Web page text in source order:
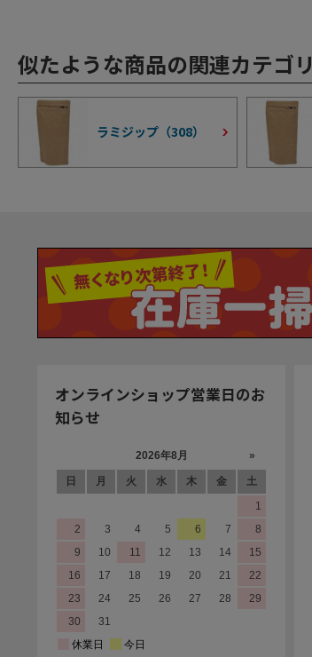
似たような商品の関連カテゴリ
ラミジップ（308）
オンラインショップ営業日のお
知らせ